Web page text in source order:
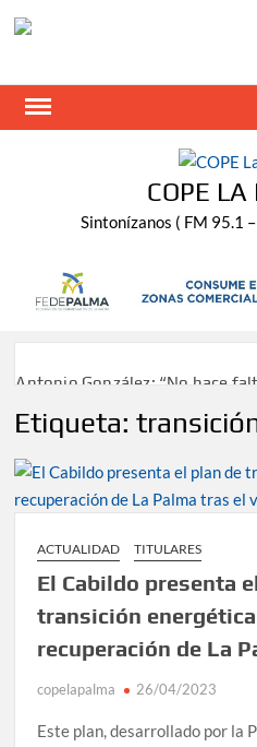
COPE
Sintonízanos ( FM 95.1
Antonio González: “No hace
‘El Espejo’ cierra temporada
voz a la actualidad de la
España y traer el cinturón a
José Carlos Martín: “La Palma
torneo de ajedrez con 200
Víctor González destaca el
Etiqueta:
ACTUALIDAD TITULARES
El Cabildo presenta
transición
recuperación de La
copelapalma 26/04/2023
Este plan, desarrollado por la